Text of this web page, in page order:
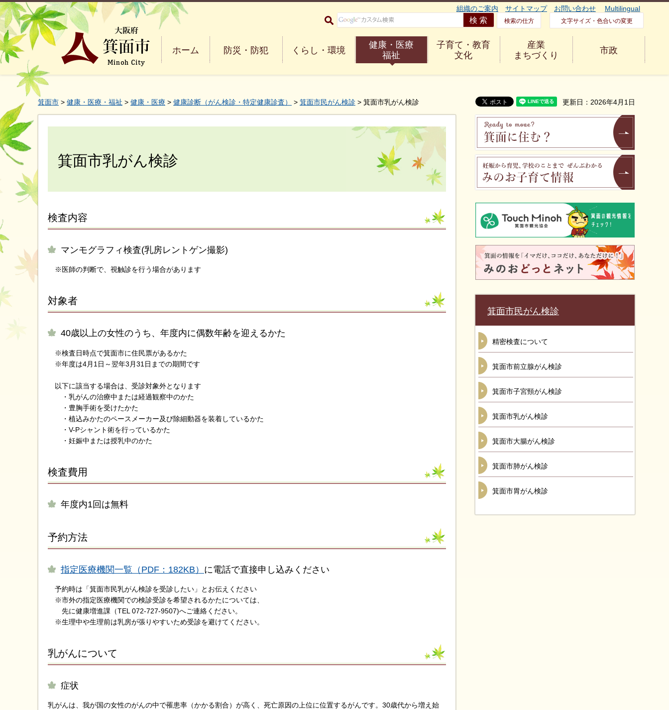
大阪府箕面市 Minoh City
組織のご案内 サイトマップ お問い合わせ Multilingual
検索の仕方 文字サイズ・色合いの変更
ホーム 防災・防犯 くらし・環境
健康・医療
福祉
子育て・教育
文化
産業
まちづくり
市政
箕面市 > 健康・医療・福祉 > 健康・医療 > 健康診断（がん検診・特定健康診査） > 箕面市民がん検診 > 箕面市乳がん検診 更新日：2026年4月1日
箕面市乳がん検診
検査内容
マンモグラフィ検査(乳房レントゲン撮影)
※医師の判断で、視触診を行う場合があります
対象者
40歳以上の女性のうち、年度内に偶数年齢を迎えるかた
※検査日時点で箕面市に住民票があるかた
※年度は4月1日～翌年3月31日までの期間です
以下に該当する場合は、受診対象外となります
・乳がんの治療中または経過観察中のかた
・豊胸手術を受けたかた
・植込みかたのペースメーカー及び除細動器を装着しているかた
・V-Pシャント術を行っているかた
・妊娠中または授乳中のかた
検査費用
年度内1回は無料
予約方法
指定医療機関一覧（PDF：182KB） に電話で直接申し込みください
予約時は「箕面市民乳がん検診を受診したい」とお伝えください
※市外の指定医療機関での検診受診を希望されるかたについては、
先に健康増進課（TEL 072-727-9507)へご連絡ください。
※生理中や生理前は乳房が張りやすいため受診を避けてください。
乳がんについて
症状
乳がんは、我が国の女性のがんの中で罹患率（かかる割合）が高く、死亡原因の上位に位置するがんです。30歳代から増え始
箕面市民がん検診
精密検査について
箕面市前立腺がん検診
箕面市子宮頸がん検診
箕面市乳がん検診
箕面市大腸がん検診
箕面市肺がん検診
箕面市胃がん検診